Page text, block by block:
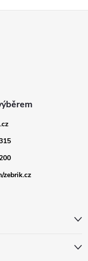
zebrik.cz